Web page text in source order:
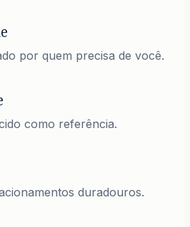
por quem precisa de você.
como referência.
duradouros.